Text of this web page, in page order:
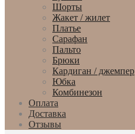
Шорты
Жакет / жилет
Платье
Сарафан
Пальто
Брюки
Кардиган / джемпер
Юбка
Комбинезон
Оплата
Доставка
Отзывы